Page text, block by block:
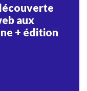
aux
+ édition